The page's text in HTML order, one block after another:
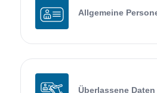
Allgemeine
Überlassene Daten